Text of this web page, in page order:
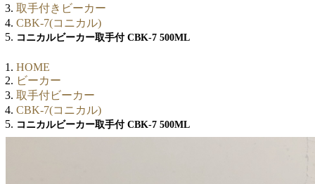
取手付きビーカー
CBK-7(コニカル)
コニカルビーカー取手付 CBK-7 500ML
HOME
ビーカー
取手付ビーカー
CBK-7(コニカル)
コニカルビーカー取手付 CBK-7 500ML